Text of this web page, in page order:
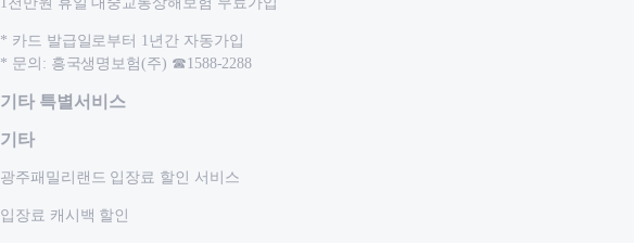
* 카드 발급일로부터 1년간 자동가입
* 문의: 흥국생명보험(주) ☎1588-2288
기타 특별서비스
기타
광주패밀리랜드 입장료 할인 서비스
입장료 캐시백 할인